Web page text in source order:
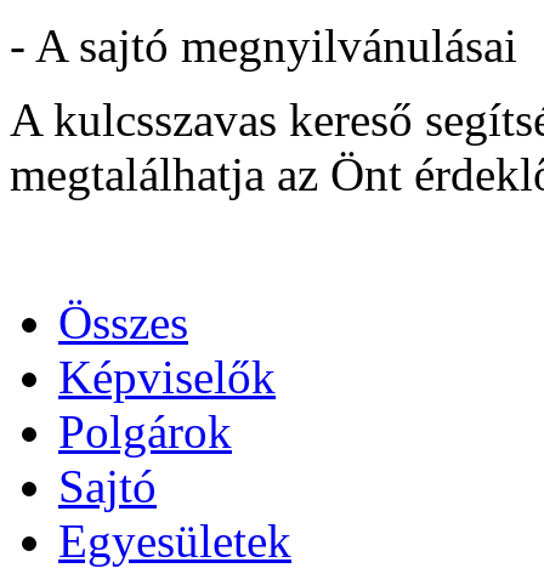
- A sajtó megnyilvánulásai
A kulcsszavas kereső
megtalálhatja az Önt
Összes
Képviselők
Polgárok
Sajtó
Egyesületek